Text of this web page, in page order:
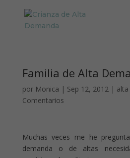
Familia de Alta
por Monica | Sep 12, 2012|
Comentarios
Muchas veces me he
demanda o de altas